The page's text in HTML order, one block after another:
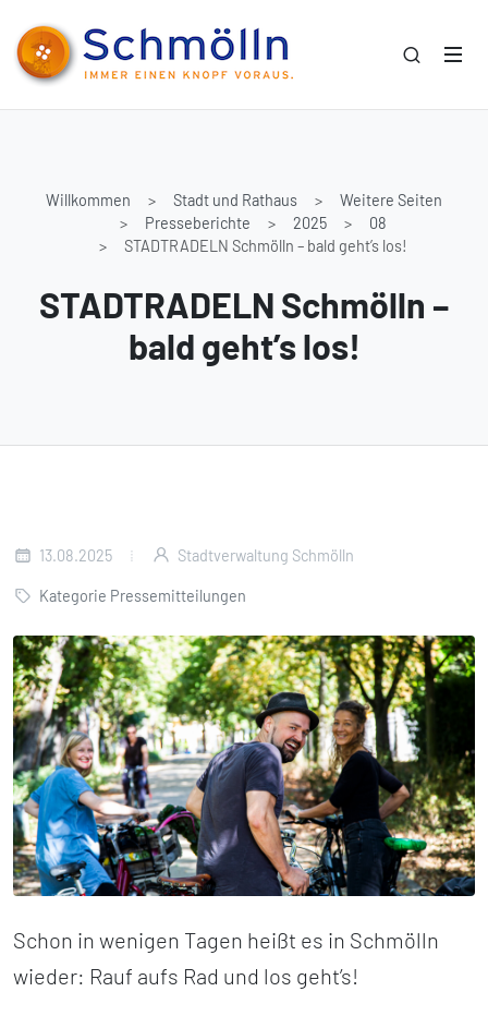
Willkommen Stadt und Rathaus
Weitere Seiten
Presseberichte
2025
08
STADTRADELN Schmölln – bald geht’s los!
STADTRADELN Schmölln –
bald geht’s los!
13.08.2025 Stadtverwaltung Schmölln
Kategorie Pressemitteilungen
Schon in wenigen Tagen heißt es in Schmölln
wieder: Rauf aufs Rad und los geht’s!